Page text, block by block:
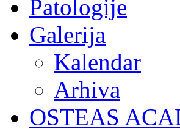
Patologije
Galerija
Kalendar
Arhiva
OSTEAS